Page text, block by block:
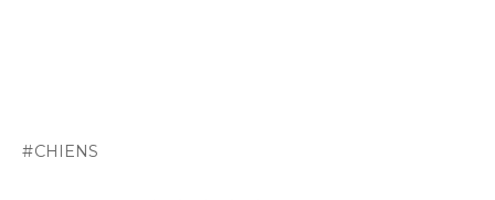
CHIENS